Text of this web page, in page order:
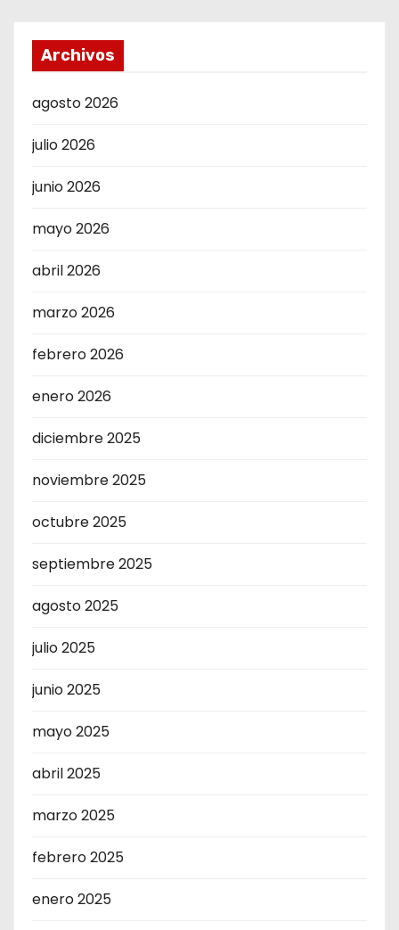
Archivos
agosto 2026
julio 2026
junio 2026
mayo 2026
abril 2026
marzo 2026
febrero 2026
enero 2026
diciembre 2025
noviembre 2025
octubre 2025
septiembre 2025
agosto 2025
julio 2025
junio 2025
mayo 2025
abril 2025
marzo 2025
febrero 2025
enero 2025